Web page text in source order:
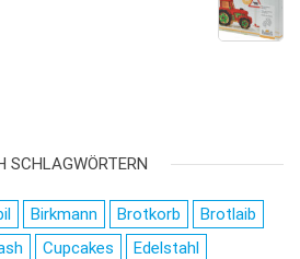
SCHLAGWÖRTERN
Birkmann Brotkorb
Brotlaib
Cupcakes
Edelstahl